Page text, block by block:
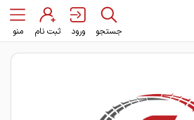
جستجو ورود ثبت نام منو